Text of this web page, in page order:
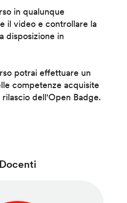
in qualunque
il video e controllare la
disposizione in
potrai effettuare un
competenze acquisite
dell'Open Badge.
Docenti